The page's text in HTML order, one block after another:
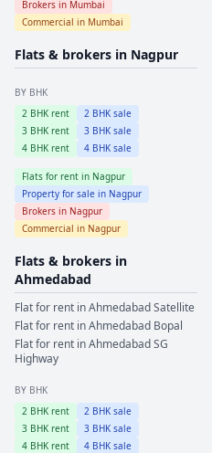
Brokers in Mumbai
Commercial in Mumbai
Flats & brokers in Nagpur
BY BHK
2 BHK rent 2 BHK sale
3 BHK rent 3 BHK sale
4 BHK rent 4 BHK sale
Flats for rent in Nagpur
Property for sale in Nagpur
Brokers in Nagpur
Commercial in Nagpur
Flats & brokers in
Ahmedabad
Flat for rent inAhmedabadSatellite
Flat for rent inAhmedabad Bopal
Flat for rent inAhmedabadSG
Highway
BY BHK
2 BHK rent 2 BHK sale
3 BHK rent 3 BHK sale
4 BHK rent 4 BHK sale